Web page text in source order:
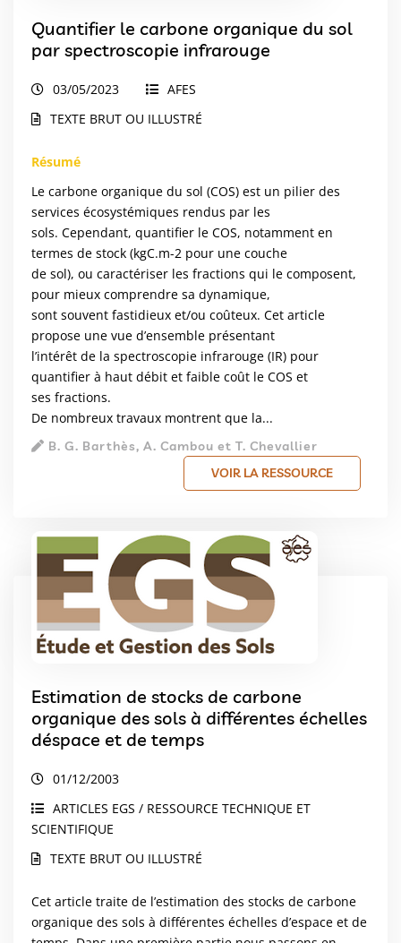
Quantifier le carbone organique du sol
par spectroscopie infrarouge
03/05/2023
AFES
TEXTE BRUT OU ILLUSTRÉ
Résumé
Le carbone organique du sol (COS) est un pilier des
services écosystémiques rendus par les
sols. Cependant, quantifier le COS, notamment en
termes de stock (kgC.m-2 pour une couche
de sol), ou caractériser les fractions qui le composent,
pour mieux comprendre sa dynamique,
sont souvent fastidieux et/ou coûteux. Cet article
propose une vue d’ensemble présentant
l’intérêt de la spectroscopie infrarouge (IR) pour
quantifier à haut débit et faible coût le COS et
ses fractions.
De nombreux travaux montrent que la...
B. G. Barthès, A. Cambou et T. Chevallier
VOIR LA RESSOURCE
Estimation de stocks de carbone
organique des sols à différentes échelles
déspace et de temps
01/12/2003
ARTICLES EGS / RESSOURCE TECHNIQUE ET
SCIENTIFIQUE
TEXTE BRUT OU ILLUSTRÉ
Cet article traite de l’estimation des stocks de carbone
organique des sols à différentes échelles d’espace et de